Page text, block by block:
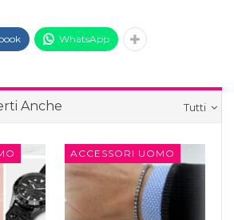
WhatsApp
Tutti
Anche
ACCESSORI UOMO